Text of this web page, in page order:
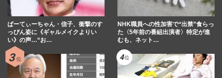
ぱーてぃーちゃん・信子、衝撃のす
っぴん姿に《ギャルメイクよりい
い》の声…“お…
NHK職員への性加害で“出禁”食らっ
た〈5年前の番組出演者〉特定が進
むも、ネット…